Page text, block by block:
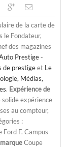
de la carte de
le Fondateur,
des magazines
Prestige -
de prestigeet Le
Médias,
. Expérience de
solide expérience
au compteur,
:
Ford F. Campus
Coupe